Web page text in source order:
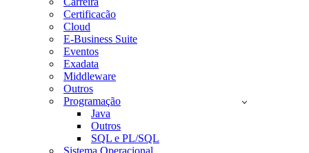
Certificacão
Cloud
E-Business Suite
Eventos
Exadata
Middleware
Outros
Programação
Java
Outros
SQL e PL/SQL
Sistema Operacional